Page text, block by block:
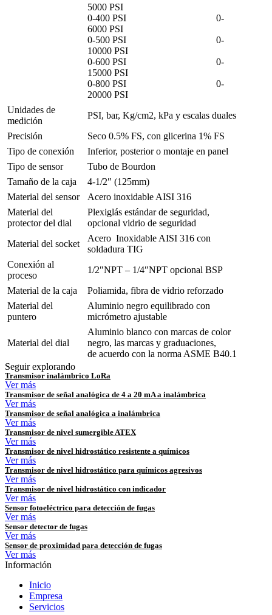
5000 PSI
0-400 PSI 0-
6000 PSI
0-500 PSI 0-
10000 PSI
0-600 PSI 0-
15000 PSI
0-800 PSI 0-
20000 PSI
Unidades de
medición
PSI, bar, Kg/cm2, kPa y escalas duales
Precisión
Seco 0.5% FS, con glicerina 1% FS
Tipo de conexión
Inferior, posterior o montaje en panel
Tipo de sensor
Tubo de Bourdon
Tamaño de la caja
4-1/2″ (125mm)
Material del sensor
Acero inoxidable AISI 316
Material del
protector del dial
Plexiglás estándar de seguridad,
opcional vidrio de seguridad
Material del socket
Acero Inoxidable AISI 316 con
soldadura TIG
Conexión al
proceso
1/2″NPT – 1/4″NPT opcional BSP
Material de la caja
Poliamida, fibra de vidrio reforzado
Material del
puntero
Aluminio negro equilibrado con
micrómetro ajustable
Material del dial
Aluminio blanco con marcas de color
negro, las marcas y graduaciones,
de acuerdo con la norma ASME B40.1
Seguir explorando
Transmisor inalámbrico LoRa
Ver más
Transmisor de señal analógica de 4 a 20 mA a inalámbrica
Ver más
Transmisor de señal analógica a inalámbrica
Ver más
Transmisor de nivel sumergible ATEX
Ver más
Transmisor de nivel hidrostático resistente a químicos
Ver más
Transmisor de nivel hidrostático para químicos agresivos
Ver más
Transmisor de nivel hidrostático con indicador
Ver más
Sensor fotoeléctrico para detección de fugas
Ver más
Sensor detector de fugas
Ver más
Sensor de proximidad para detección de fugas
Ver más
Información
Inicio
Empresa
Servicios